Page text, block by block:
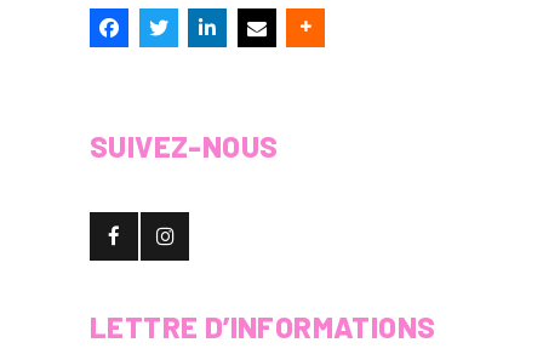
SUIVEZ-NOUS
LETTRE D’INFORMATIONS